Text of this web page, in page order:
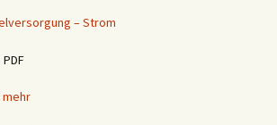
– Strom